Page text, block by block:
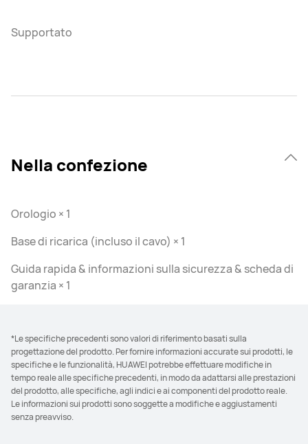
Supportato
Nella confezione
Orologio × 1
Base di ricarica (incluso il cavo) × 1
Guida rapida & informazioni sulla sicurezza & scheda di
garanzia × 1
*Le specifiche precedenti sono valori di riferimento basati sulla
progettazione del prodotto. Per fornire informazioni accurate sui prodotti, le
specifiche e le funzionalità, HUAWEI potrebbe effettuare modifiche in
tempo reale alle specifiche precedenti, in modo da adattarsi alle prestazioni
del prodotto, alle specifiche, agli indici e ai componenti del prodotto reale.
Le informazioni sui prodotti sono soggette a modifiche e aggiustamenti
senza preavviso.